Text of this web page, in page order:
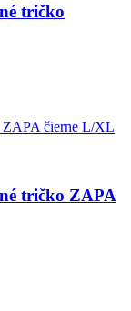
tričko
tričko ZAPA